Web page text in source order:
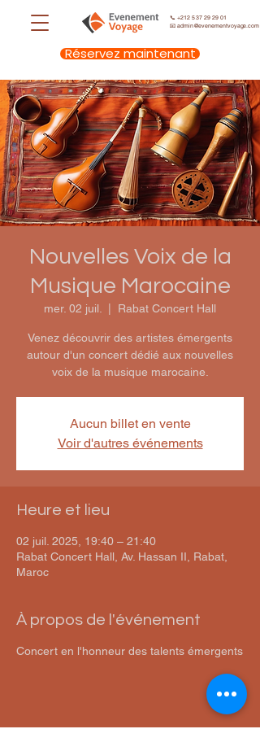
📞 +212 5 37 29 29 01
📧 admin@evenementvoyage.com
Réservez maintenant
Nouvelles Voix de la
Musique Marocaine
mer. 02 juil. Rabat Concert Hall
Venez découvrir des artistes émergents
autour d'un concert dédié aux nouvelles
voix de la musique marocaine.
Aucun billet en vente
Voir d'autres événements
Heure et lieu
02 juil. 2025, 19:40 – 21:40
Rabat Concert Hall, Av. Hassan II, Rabat,
Maroc
À propos de l'événement
Concert en l'honneur des talents émergents